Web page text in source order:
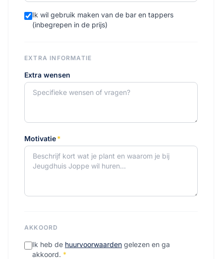
Ik wil gebruik maken van de bar en tappers
(inbegrepen in de prijs)
EXTRA INFORMATIE
Extra wensen
Motivatie*
AKKOORD
Ik heb de huurvoorwaarden gelezen en ga
akkoord. *